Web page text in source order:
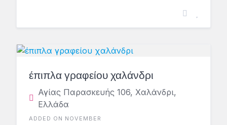
έπιπλα γραφείου χαλάνδρι
Αγίας Παρασκευής 106, Χαλάνδρι,
Ελλάδα
ADDED ON NOVEMBER